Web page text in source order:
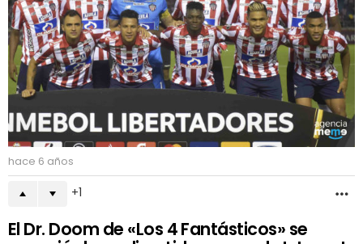
hace 6 años
1
El Dr. Doom de «Los 4 Fantásticos» se